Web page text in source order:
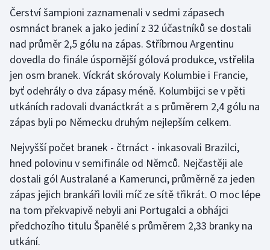
Čerství šampioni zaznamenali v sedmi zápasech
osmnáct branek a jako jediní z 32 účastníků se dostali
nad průměr 2,5 gólu na zápas. Stříbrnou Argentinu
dovedla do finále úspornější gólová produkce, vstřelila
jen osm branek. Víckrát skórovaly Kolumbie i Francie,
byť odehrály o dva zápasy méně. Kolumbijci se v pěti
utkáních radovali dvanáctkrát a s průměrem 2,4 gólu na
zápas byli po Německu druhým nejlepším celkem.
Nejvyšší počet branek - čtrnáct - inkasovali Brazilci,
hned polovinu v semifinále od Němců. Nejčastěji ale
dostali gól Australané a Kamerunci, průměrně za jeden
zápas jejich brankáři lovili míč ze sítě třikrát. O moc lépe
na tom překvapivě nebyli ani Portugalci a obhájci
předchozího titulu Španělé s průměrem 2,33 branky na
utkání.